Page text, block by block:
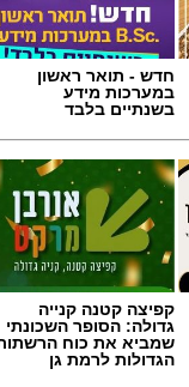
מאחורי הסלים
לאוהדים חוויית משחק
הכהן ובהובלת
המתבצע תגדל
חדש - תואר ראשון
במערכות מידע
בשנתיים בלבד
קפיצה קטנה קנייה
גדולה: הסופר השכונתי
שמביא את כוח
הגדולות לרמת גן